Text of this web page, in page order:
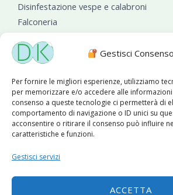
Gestisci Consenso
Per fornire le migliori esperienze, utilizziamo
per memorizzare e/o accedere alle
consenso a queste tecnologie ci permetterà di
comportamento di navigazione o ID unici su
acconsentire o ritirare il consenso può influire
caratteristiche e funzioni.
Gestisci servizi
ACCETTA
Disinfestazione vespe e calabroni
Falconeria